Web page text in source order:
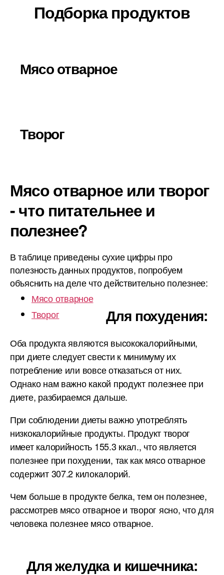
Подборка продуктов
Мясо отварное
Творог
Мясо отварное или творог
- что питательнее и
полезнее?
В таблице приведены сухие цифры про
полезность данных продуктов, попробуем
объяснить на деле что действительно полезнее:
Мясо отварное
Творог
Для похудения:
Оба продукта являются высококалорийными,
при диете следует свести к минимуму их
потребление или вовсе отказаться от них.
Однако нам важно какой продукт полезнее при
диете, разбираемся дальше.
При соблюдении диеты важно употреблять
низкокалорийные продукты. Продукт творог
имеет калорийность 155.3 ккал., что является
полезнее при похудении, так как мясо отварное
содержит 307.2 килокалорий.
Чем больше в продукте белка, тем он полезнее,
рассмотрев мясо отварное и творог ясно, что для
человека полезнее мясо отварное.
Для желудка и кишечника: